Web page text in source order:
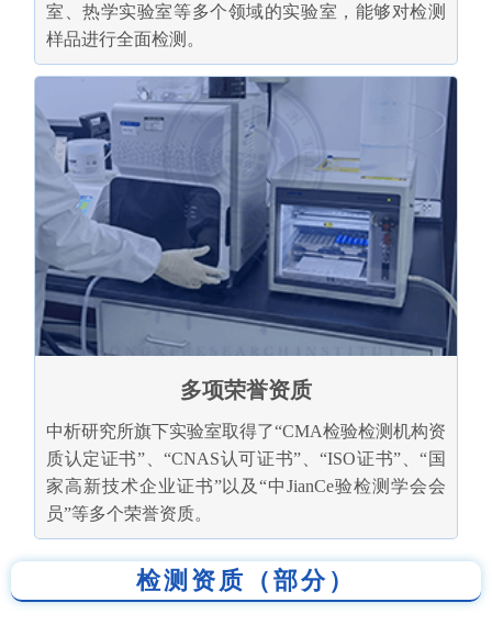
室、热学实验室等多个领域的实验室，能够对检测
样品进行全面检测。
多项荣誉资质
中析研究所旗下实验室取得了“CMA检验检测机构资
质认定证书”、“CNAS认可证书”、“ISO证书”、“国
家高新技术企业证书”以及“中JianCe验检测学会会
员”等多个荣誉资质。
检测资质（部分）